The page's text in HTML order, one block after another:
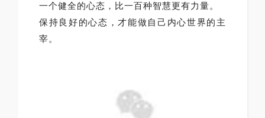
一个健全的心态，比一百种智慧更有力量。
保持良好的心态，才能做自己内心世界的主
宰。